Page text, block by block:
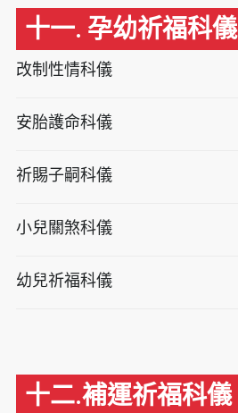
十一. 孕幼祈福科儀
改制性情科儀
安胎護命科儀
祈賜子嗣科儀
小兒關煞科儀
幼兒祈福科儀
十二.補運祈福科儀